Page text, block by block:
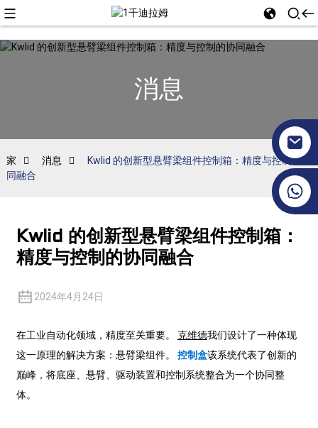
消息
家 消息
Kwlid 的创新型悬臂梁组件控制箱：精度与控制的协
同融合
Kwlid 的创新型悬臂梁组件控制箱：
精度与控制的协同融合
2024年4月24日
在工业自动化领域，精度至关重要。 克维德我们设计了一种体现
这一原理的解决方案：悬臂梁组件。 控制盒该系统代表了创新的
巅峰，将底座、悬臂、驱动装置和控制系统整合为一个协同整
体。